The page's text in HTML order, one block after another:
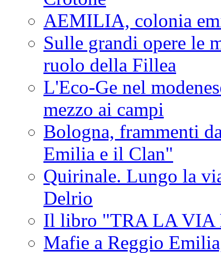
AEMILIA, colonia
Sulle grandi opere le
ruolo della Fillea
L'Eco-Ge nel
mezzo ai campi
Bologna, frammenti
Emilia e il Clan"
Quirinale. Lungo la
Delrio
Il libro "TRA LA
Mafie a Reggio